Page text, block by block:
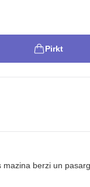
Pirkt
berzi un